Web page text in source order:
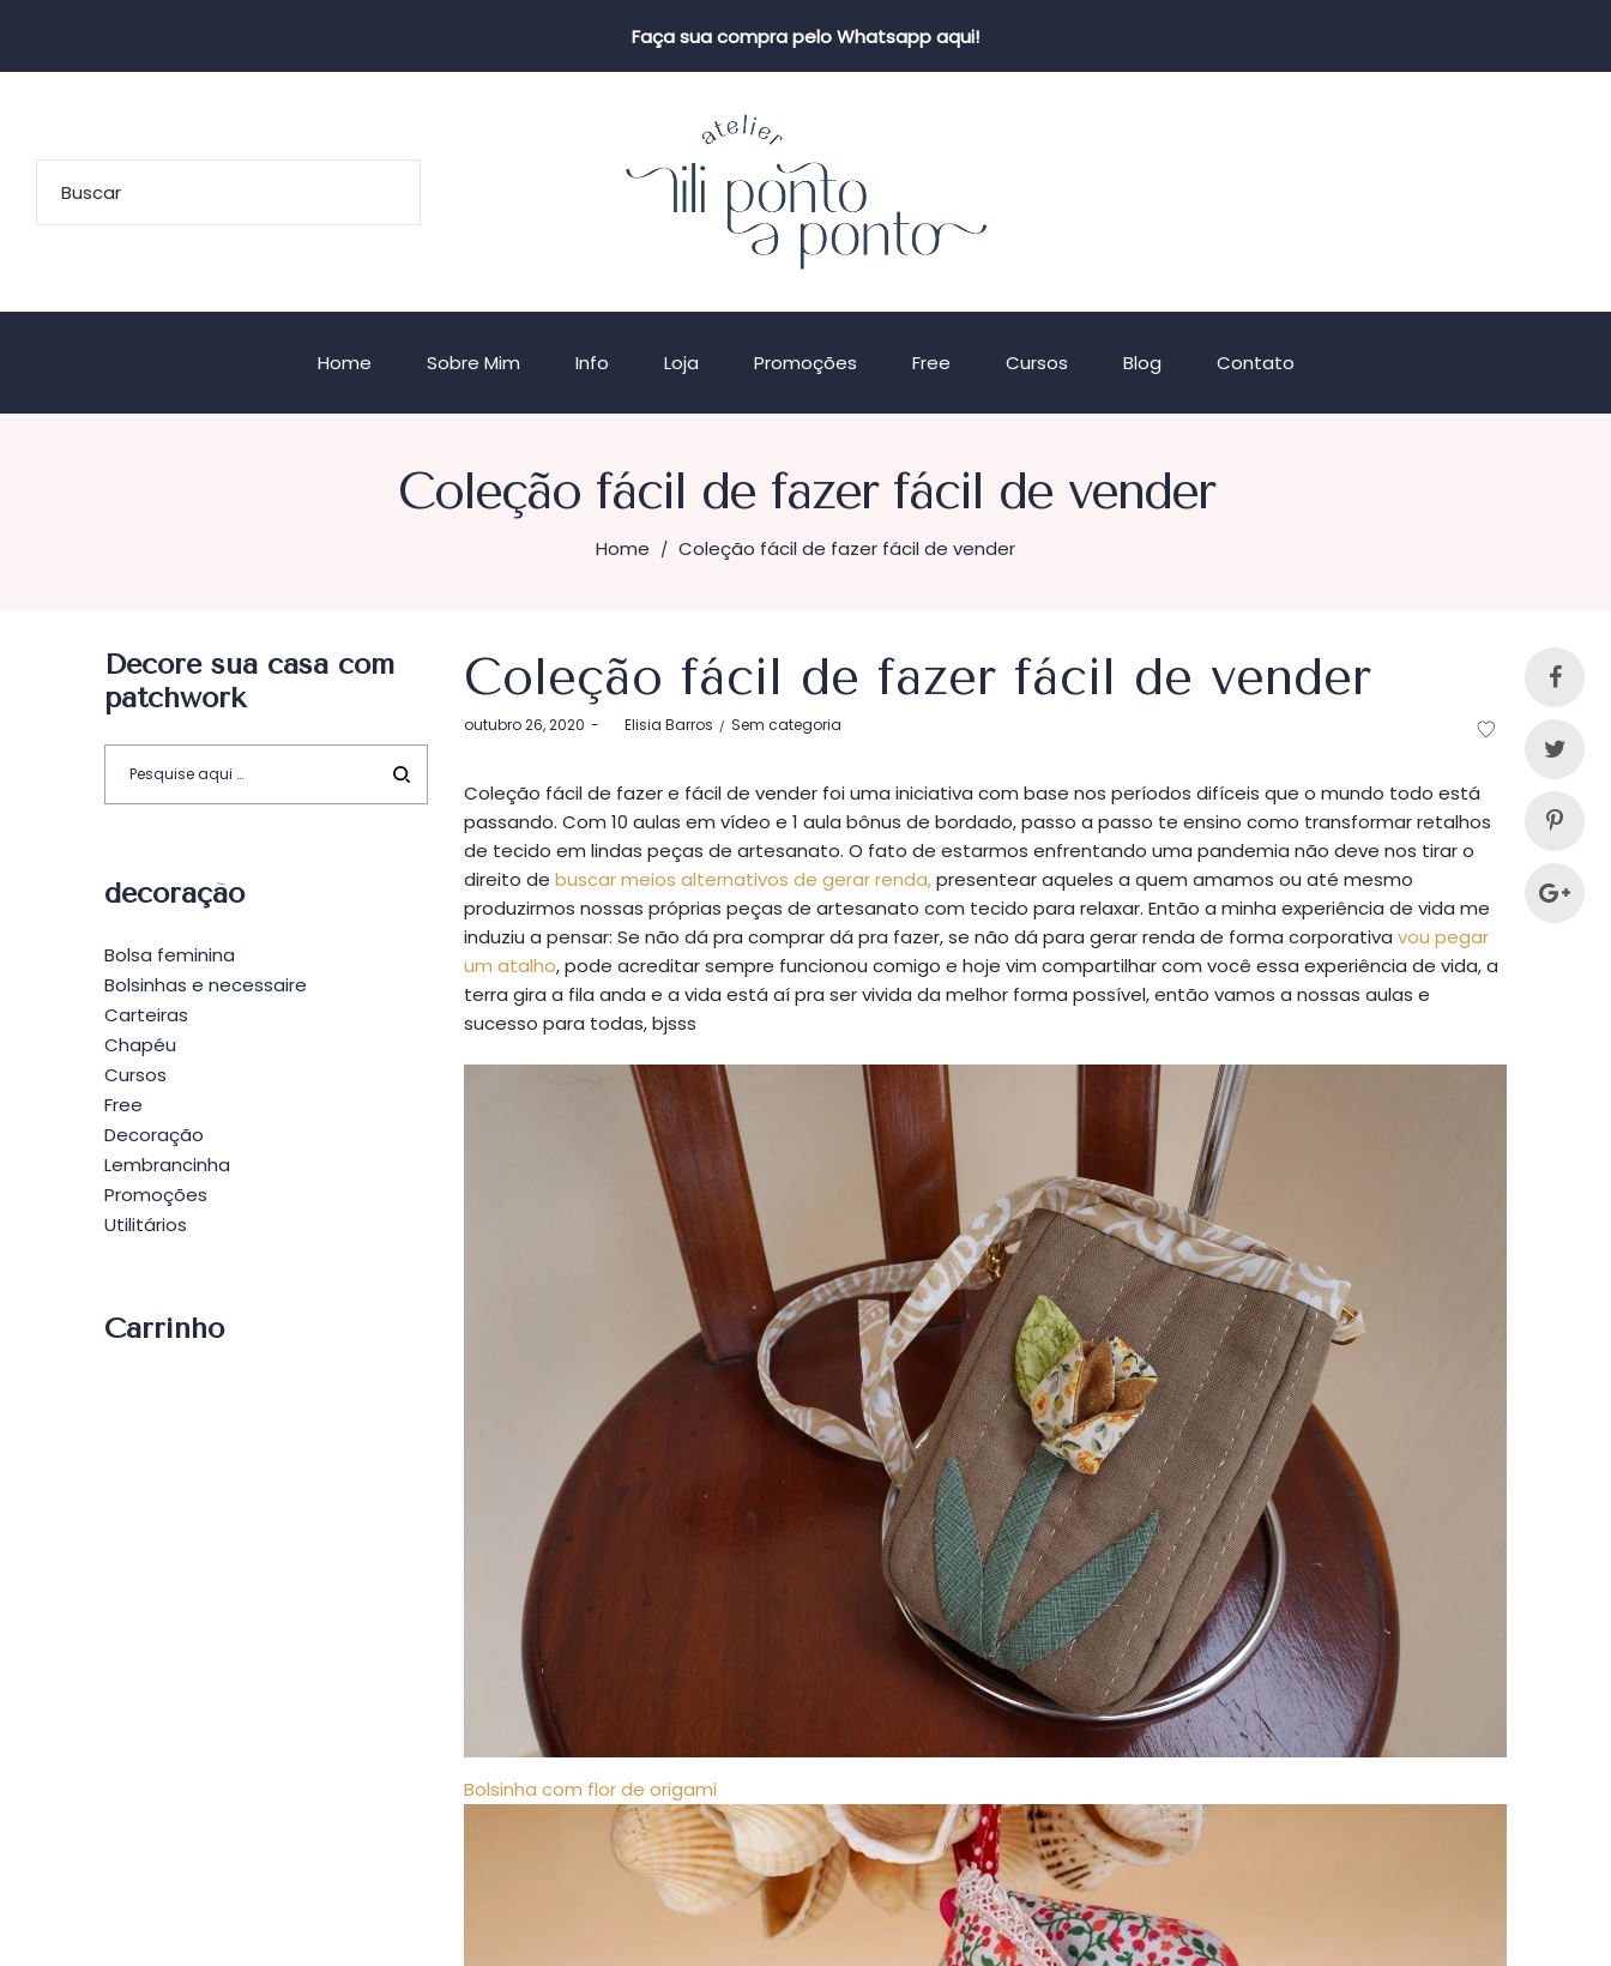
Faça sua compra pelo Whatsapp aqui!
Home Sobre Mim Info Loja Promoções Free Cursos Blog Contato
Coleção fácil de fazer fácil de vender
Home / Coleção fácil de fazer fácil de vender
Coleção fácil de fazer fácil de vender
Postado
outubro 26, 2020 byElisia Barros
Postado
Sem categoria
Coleção fácil de fazer e fácil de vender foi uma iniciativa com base nos períodos difíceis que o mundo todo está
passando. Com 10 aulas em vídeo e 1 aula bônus de bordado, passo a passo te ensino como transformar retalhos
de tecido em lindas peças de artesanato. O fato de estarmos enfrentando uma pandemia não deve nos tirar o
direito de buscar meios alternativos de gerar renda,presentear aqueles a quem amamos ou até mesmo
produzirmos nossas próprias peças de artesanato com tecido para relaxar. Então a minha experiência de vida me
induziu a pensar: Se não dá pra comprar dá pra fazer, se não dá para gerar renda de forma corporativa vou pegar
um atalho, pode acreditar sempre funcionou comigo e hoje vim compartilhar com você essa experiência de vida, a
terra gira a fila anda e a vida está aí pra ser vivida da melhor forma possível, então vamos a nossas aulas e
sucesso para todas, bjsss
Bolsinha com flor de origami
Decore sua casa com
patchwork
decoração
Bolsa feminina
Bolsinhas e necessaire
Carteiras
Chapéu
Cursos
Free
Decoração
Lembrancinha
Promoções
Utilitários
Carrinho